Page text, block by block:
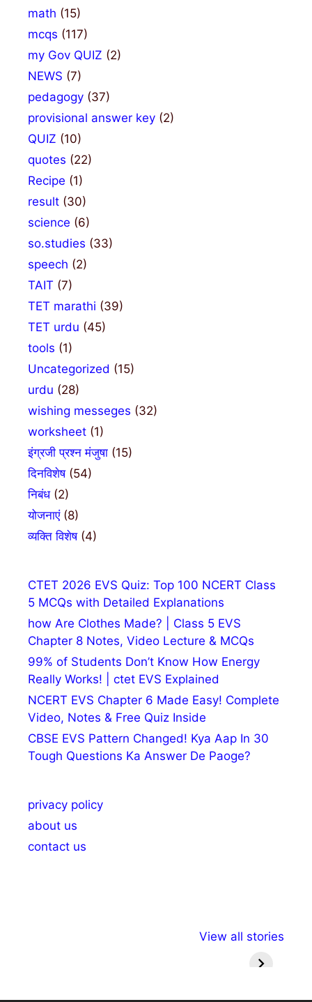
math (15)
mcqs (117)
my Gov QUIZ (2)
NEWS (7)
pedagogy (37)
provisional answer key (2)
QUIZ (10)
quotes (22)
Recipe (1)
result (30)
science (6)
so.studies (33)
speech (2)
TAIT (7)
TET marathi (39)
TET urdu (45)
tools (1)
Uncategorized (15)
urdu (28)
wishing messeges (32)
worksheet (1)
इंग्रजी प्रश्न मंजुषा (15)
दिनविशेष(54)
निबंध(2)
योजनाएं(8)
व्यक्ति विशेष(4)
CTET 2026 EVS Quiz: Top 100 NCERT Class
5 MCQs with Detailed Explanations
how Are Clothes Made? | Class 5 EVS
Chapter 8 Notes, Video Lecture & MCQs
99% of Students Don’t Know How Energy
Really Works! | ctet EVS Explained
NCERT EVS Chapter 6 Made Easy! Complete
Video, Notes & Free Quiz Inside
CBSE EVS Pattern Changed! Kya Aap In 30
Tough Questions Ka Answer De Paoge?
privacy policy
about us
contact us
View all stories
राष्ट्रीय अल्पसंख्यक
मराठी